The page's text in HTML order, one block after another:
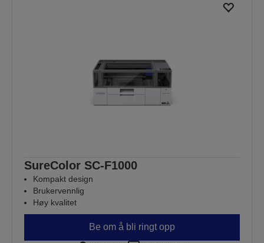
SureColor SC-F1000
Kompakt design
Brukervennlig
Høy kvalitet
Be om å bli ringt opp